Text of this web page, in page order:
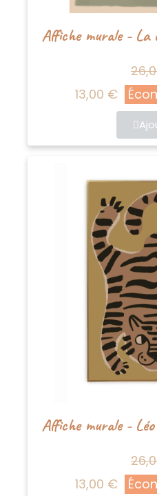
13,00 €
13,00 €